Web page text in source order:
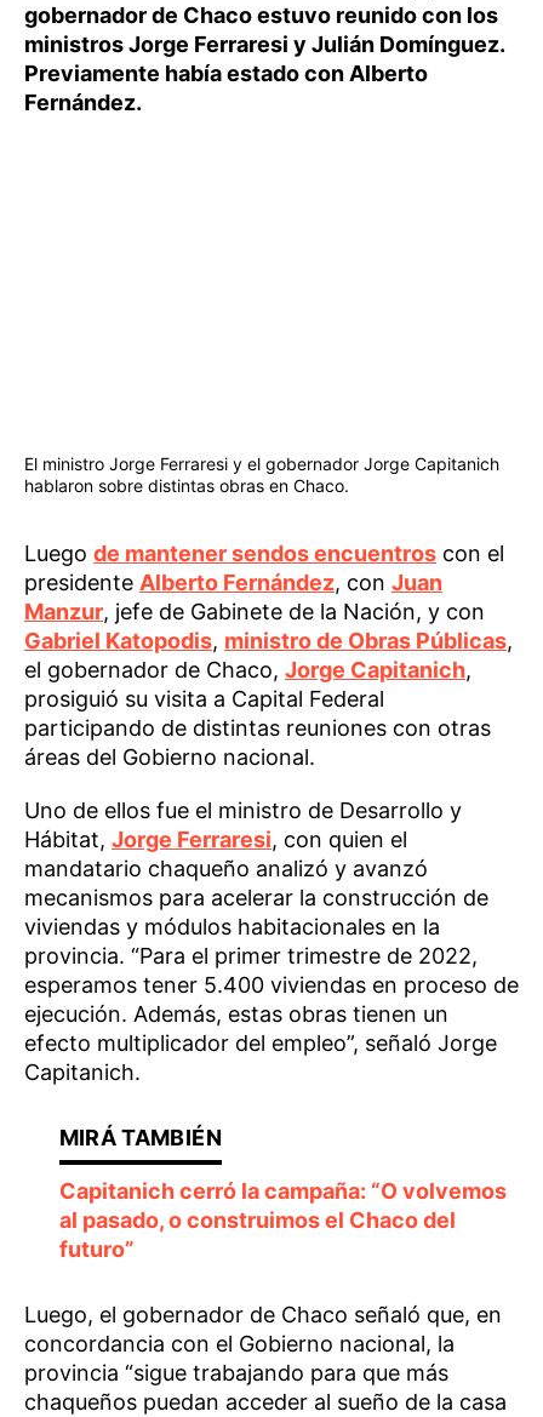
gobernador de Chaco estuvo reunido con los
ministros Jorge Ferraresi y Julián Domínguez.
Previamente había estado con Alberto
Fernández.
El ministro Jorge Ferraresi y el gobernador Jorge Capitanich
hablaron sobre distintas obras en Chaco.
Luego de mantener sendos encuentros con el
presidente Alberto Fernández, con Juan
Manzur, jefe de Gabinete de la Nación, y con
Gabriel Katopodis, ministro de Obras Públicas,
el gobernador de Chaco, Jorge Capitanich,
prosiguió su visita a Capital Federal
participando de distintas reuniones con otras
áreas del Gobierno nacional.
Uno de ellos fue el ministro de Desarrollo y
Hábitat, Jorge Ferraresi, con quien el
mandatario chaqueño analizó y avanzó
mecanismos para acelerar la construcción de
viviendas y módulos habitacionales en la
provincia. “Para el primer trimestre de 2022,
esperamos tener 5.400 viviendas en proceso de
ejecución. Además, estas obras tienen un
efecto multiplicador del empleo”, señaló Jorge
Capitanich.
Capitanich cerró la campaña: “O volvemos
al pasado, o construimos el Chaco del
futuro”
Luego, el gobernador de Chaco señaló que, en
concordancia con el Gobierno nacional, la
provincia “sigue trabajando para que más
chaqueños puedan acceder al sueño de la casa